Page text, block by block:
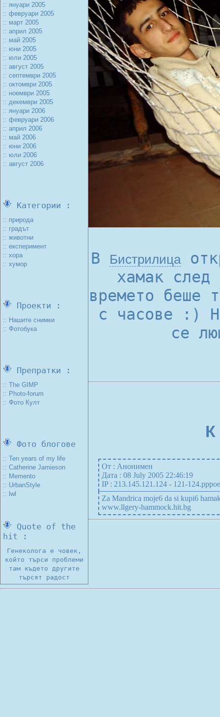
:: януари 2005
:: февруари 2005
:: март 2005
:: април 2005
:: май 2005
:: юни 2005
:: юли 2005
:: август 2005
:: септември 2005
:: октомври 2005
:: ноември 2005
:: декември 2005
:: януари 2006
:: февруари 2006
:: април 2006
:: май 2006
:: юни 2006
:: юли 2006
:: август 2006
Категории :
:: природа
:: градът
:: животни
:: експеримент
:: хора
:: хумор
Проекти :
:: Нашите снимки
:: Фотобука
Препратки :
:: The GIMP
:: Photo-forum
:: Фото Култ
Фото блогове
:: Ten years of my life
:: Catherine Jamieson
:: Memento
:: UrbanStyle
:: lwl
Quote of the
hit :
Генеколога е човек,
който търси проблеми
там където другите
търсят радост
В Бистрилица
хамак
времето беше
с часове :)
се
От : Анонимен
Дата : 08 July 2005 22:46:19
IP : 213.145.121.124 - 121-
Za Mandrica moje6 da si kupi6
www.llgery-hammock.hit.bg